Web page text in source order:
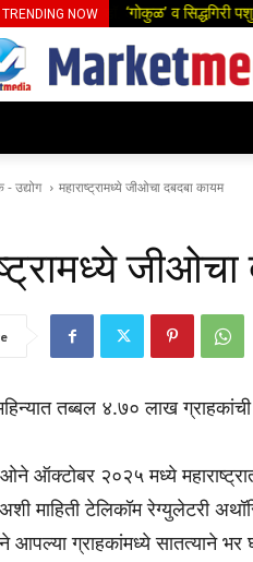
TRENDING NOW ‘गोकुळ’ व सिद्धगिरी
स्त्री भ्रूण हत्येच्या
- उद्योग महाराष्ट्रामध्ये जीओचा दबदबा कायम
तब्बल ४.७० लाख
ऑक्टोबर २०२५ मध्ये
माहिती टेलिकॉम रेग्युलेटरी
आपल्या ग्राहकांमध्ये सातत्याने